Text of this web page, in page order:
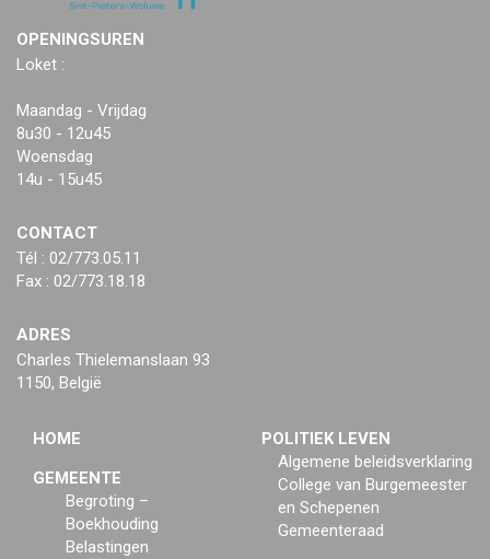
OPENINGSUREN
Loket :
Maandag - Vrijdag
8u30 - 12u45
Woensdag
14u - 15u45
CONTACT
Tél : 02/773.05.11
Fax : 02/773.18.18
ADRES
Charles Thielemanslaan 93
1150, België
HOME
GEMEENTE
Begroting –
Boekhouding
Belastingen
POLITIEK LEVEN
Algemene beleidsverklaring
College van Burgemeester
en Schepenen
Gemeenteraad